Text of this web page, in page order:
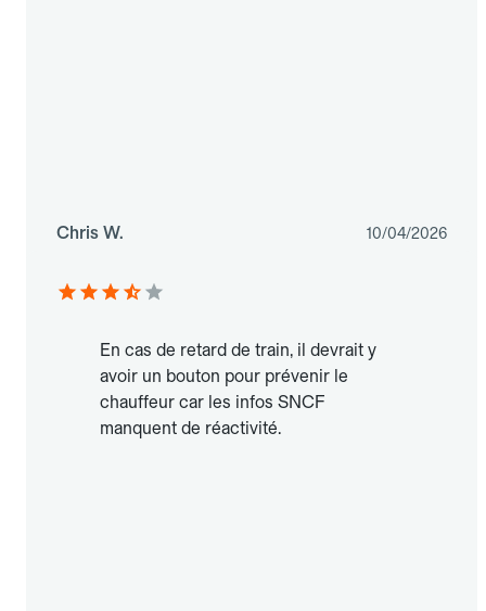
Chris W. 10/04/2026
En cas de retard de train, il devrait y
avoir un bouton pour prévenir le
chauffeur car les infos SNCF
manquent de réactivité.